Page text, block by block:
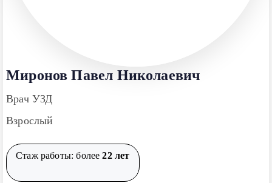
Миронов Павел Николаевич
Врач УЗД
Взрослый
Стаж работы: более22 лет